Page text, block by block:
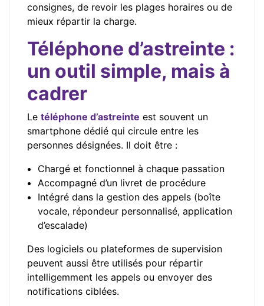
consignes, de revoir les plages horaires ou de
mieux répartir la charge.
Téléphone d’astreinte :
un outil simple, mais à
cadrer
Le téléphone d’astreinte est souvent un
smartphone dédié qui circule entre les
personnes désignées. Il doit être :
Chargé et fonctionnel à chaque passation
Accompagné d’un livret de procédure
Intégré dans la gestion des appels (boîte
vocale, répondeur personnalisé, application
d’escalade)
Des logiciels ou plateformes de supervision
peuvent aussi être utilisés pour répartir
intelligemment les appels ou envoyer des
notifications ciblées.